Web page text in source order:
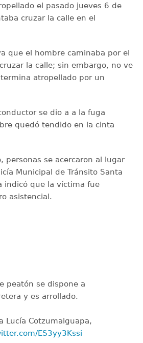
el pasado jueves 6 de
cruzar la calle en el
que el hombre caminaba por el
la calle; sin embargo, no ve
atropellado por un
se dio a a la fuga
quedó tendido en la cinta
personas se acercaron al lugar
Municipal de Tránsito Santa
indicó que la víctima fue
asistencial.
peatón se dispone a
y es arrollado.
Lucía Cotzumalguapa,
ES3yy3Kssi